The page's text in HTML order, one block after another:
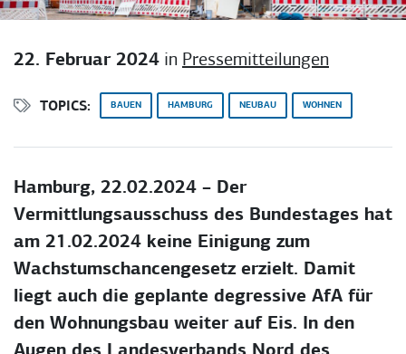
22. Februar 2024 in Pressemitteilungen
TOPICS: BAUEN HAMBURG NEUBAU WOHNEN
Hamburg, 22.02.2024 – Der
Vermittlungsausschuss des Bundestages hat
am 21.02.2024 keine Einigung zum
Wachstumschancengesetz erzielt. Damit
liegt auch die geplante degressive AfA für
den Wohnungsbau weiter auf Eis. In den